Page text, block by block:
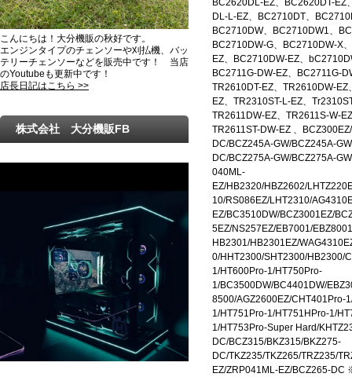
BC2620DL-EZ、BC2620DT-
DL-L-EZ、BC2710DT、
BC2710DW、BC2710DW1、
BC2710DW-G、BC2710DW-X
EZ、BC2710DW-EZ、
BC2711G-DW-EZ、BC2711G-
TR2610DT-EZ、TR2610DW-
EZ、TR2310ST-L-EZ、
TR2611DW-EZ、TR2611S-W-
TR2611ST-DW-EZ 、
DC/BCZ245A-GW/BCZ245A-
DC/BCZ275A-GW/BCZ275A-
040ML-
EZ/HB2320/HBZ2602/
10/RS086EZ/LHT2310/
EZ/BC3510DW/BCZ3001EZ/
5EZ/NS257EZ/EB7001/
HB2301/HB2301EZ/
0/HHT2300/SHT2300/HB2300/
1/HT600Pro-1/HT750Pro-
1/BC3500DW/BC4401DW/
8500/AGZ2600EZ/CHT401Pro-
1/HT751Pro-1/HT751HPro-1/
1/HT753Pro-Super Hard/
DC/BCZ315/BKZ315/BKZ275-
DC/TKZ235/TKZ265/TRZ235/
EZ/ZRP041ML-EZ/BCZ265-DC
こんにちは！大分機販の秋好です。
エンジンタイプのチェンソーや刈払機、バッ
テリーチェンソーなどを販売中です！ 当店
のYoutubeも更新中です！
店長日記はこちら >>
株式会社 大分機販FB